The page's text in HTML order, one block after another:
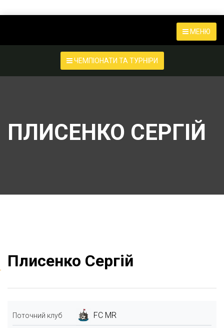
МЕНЮ
ЧЕМПІОНАТИ ТА ТУРНІРИ
ПЛИСЕНКО СЕРГІЙ
Плисенко Сергій
Поточний клуб FC MR